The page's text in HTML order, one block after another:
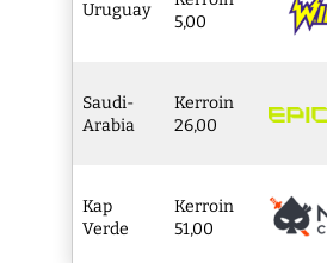
Uruguay
5,00
Saudi-
Arabia
Kerroin
26,00
Kap
Verde
Kerroin
51,00